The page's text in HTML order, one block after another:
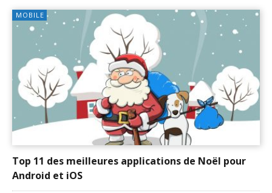
MOBILE
Top 11 des meilleures applications de Noël pour
Android et iOS